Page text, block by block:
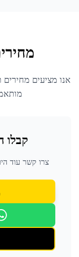
אנו מציעים
קבלו
צרו קשר עוד